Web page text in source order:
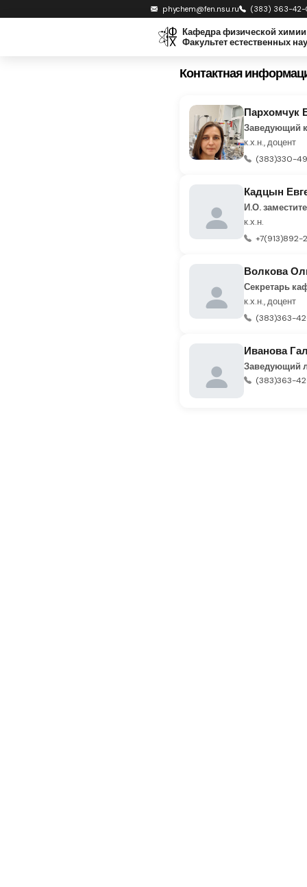
phychem@fen.nsu.ru (383) 363-42-
Кафедра физической химии
Факультет естественных
Контактная
Пархомчук
Заведующий
к.х.н., доцент
(383)330-
Кадцын
И.О.
к.х.н.
+7(913)892-
Волкова
Секретарь
к.х.н., доцент
(383)363-
Иванова
Заведующий
(383)363-